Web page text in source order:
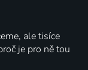
ale tisíce
je pro ně tou